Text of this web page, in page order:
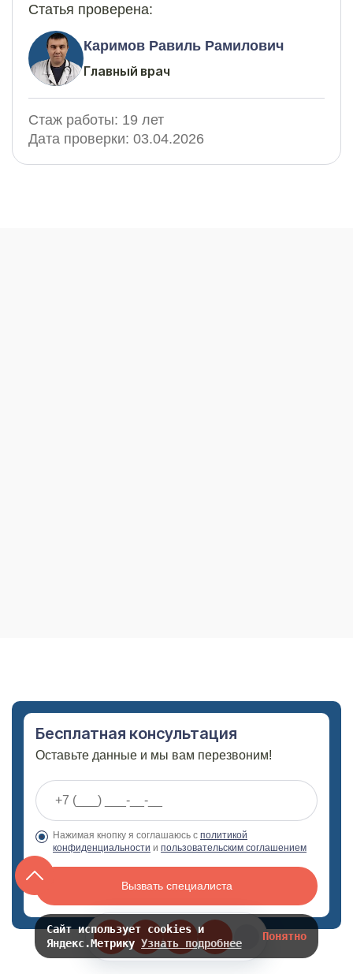
Статья проверена:
Каримов Равиль Рамилович
Главный врач
Стаж работы: 19 лет
Дата проверки: 03.04.2026
Бесплатная консультация
Оставьте данные и мы вам перезвоним!
Нажимая кнопку я соглашаюсь с политикой
конфиденциальности и пользовательским соглашением
Вызвать специалиста
Сайт использует cookies и
Яндекс.Метрику Узнать подробнее
Понятно